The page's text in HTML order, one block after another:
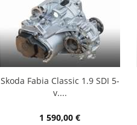
Skoda Fabia Classic 1.9 SDI 5-
v....
1 590,00 €